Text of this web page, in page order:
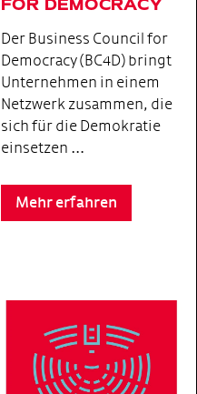
FOR DEMOCRACY
Der Business Council for
Democracy (BC4D) bringt
Unternehmen in einem
Netzwerk zusammen, die
sich für die Demokratie
einsetzen …
Mehr erfahren